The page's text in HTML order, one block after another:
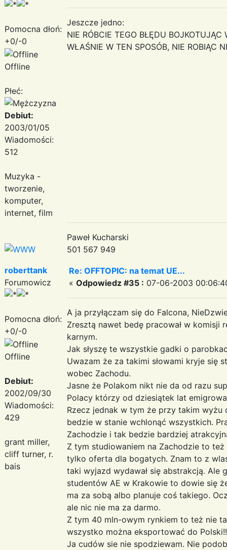
Pomocna dłoń:
+0/-0
Offline
Płeć:
Debiut:
2003/01/05
Wiadomości:
512
Muzyka -
tworzenie,
komputer,
internet, film
Jeszcze jedno:
NIE RÓBCIE TEGO BŁĘDU BOJKOTUJĄC
WŁAŚNIE W TEN SPOSÓB, NIE ROBIĄC
Paweł Kucharski
501 567 949
roberttank
Forumowicz
Pomocna dłoń:
+0/-0
Offline
Debiut:
2002/09/30
Wiadomości:
429
grant miller,
cliff turner, r.
bais
Re: OFFTOPIC: na temat UE...
« Odpowiedz #35 : 07-06-2003
A ja przyłączam się do Falcona,
Zresztą nawet bedę pracował w komisji
karnym.
Jak słyszę te wszystkie gadki o
Uwazam że za takimi słowami kryje się
wobec Zachodu.
Jasne że Polakom nikt nie da od razu
Polacy którzy od dziesiątek lat
Rzecz jednak w tym że przy takim
bedzie w stanie wchlonąć wszystkich.
Zachodzie i tak bedzie bardziej
Z tym studiowaniem na Zachodzie to
tylko oferta dla bogatych. Znam to z
taki wyjazd wydawał się abstrakcją. Ale
studentów AE w Krakowie to dowie się
ma za sobą albo planuje coś takiego.
ale nic nie ma za darmo.
Z tym 40 mln-owym rynkiem to też nie
wszystko można eksportować do
Ja cudów sie nie spodziewam. Nie